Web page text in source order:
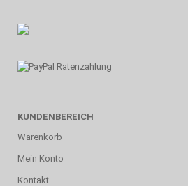
KUNDENBEREICH
Warenkorb
Mein Konto
Kontakt